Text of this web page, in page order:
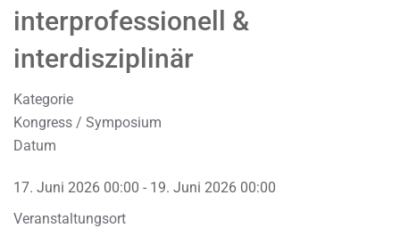
interprofessionell &
interdisziplinär
Kategorie
Kongress / Symposium
Datum
17. Juni 2026 00:00 - 19. Juni 2026 00:00
Veranstaltungsort